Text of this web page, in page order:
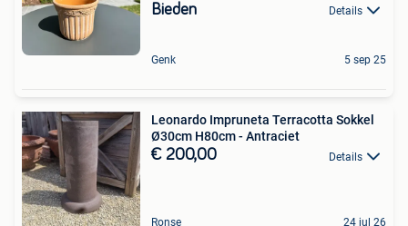
Bieden Details
Genk 5 sep 25
Leonardo Impruneta Terracotta Sokkel
Ø30cm H80cm - Antraciet
€ 200,00 Details
Ronse 24 jul 26